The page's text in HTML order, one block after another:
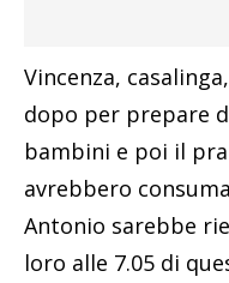
Vincenza,
dopo per prepare
bambini e poi il
avrebbero
Antonio sarebbe
loro alle 7.05 di